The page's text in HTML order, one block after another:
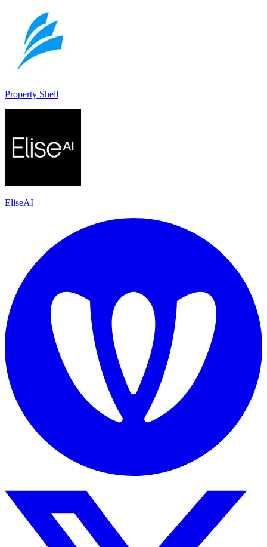
Property Shell
EliseAI